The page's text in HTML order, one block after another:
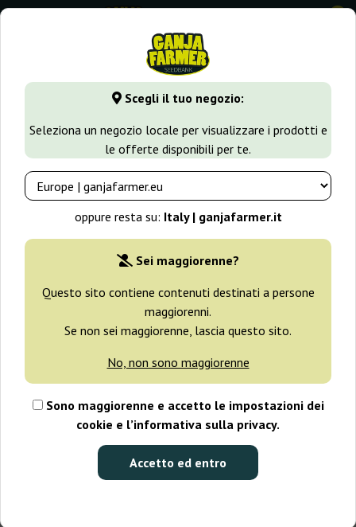
Scegli il tuo negozio:
Seleziona un negozio locale per visualizzare i prodotti e
le offerte disponibili per te.
oppure resta su: Italy | ganjafarmer.it
Sei maggiorenne?
Questo sito contiene contenuti destinati a persone
maggiorenni.
Se non sei maggiorenne, lascia questo sito.
No, non sono maggiorenne
Sono maggiorenne e accetto le impostazioni dei
cookie e l’informativa sulla privacy.
Accetto ed entro
0
GanjaFarmer.it Varietà di Cannabis Skunk Skunk 47